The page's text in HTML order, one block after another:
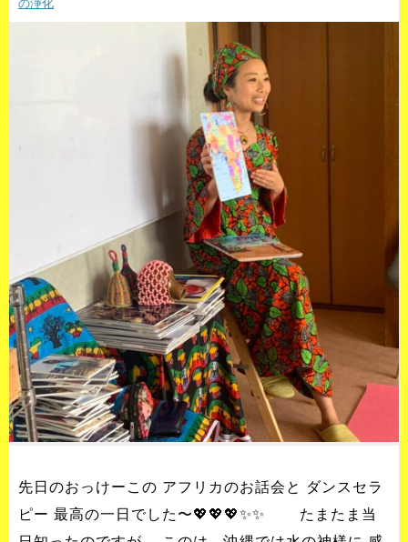
先日のおっけーこの アフリカのお話会と ダンスセラ
ピー 最高の一日でした〜💖💖💖✨✨ たまたま当